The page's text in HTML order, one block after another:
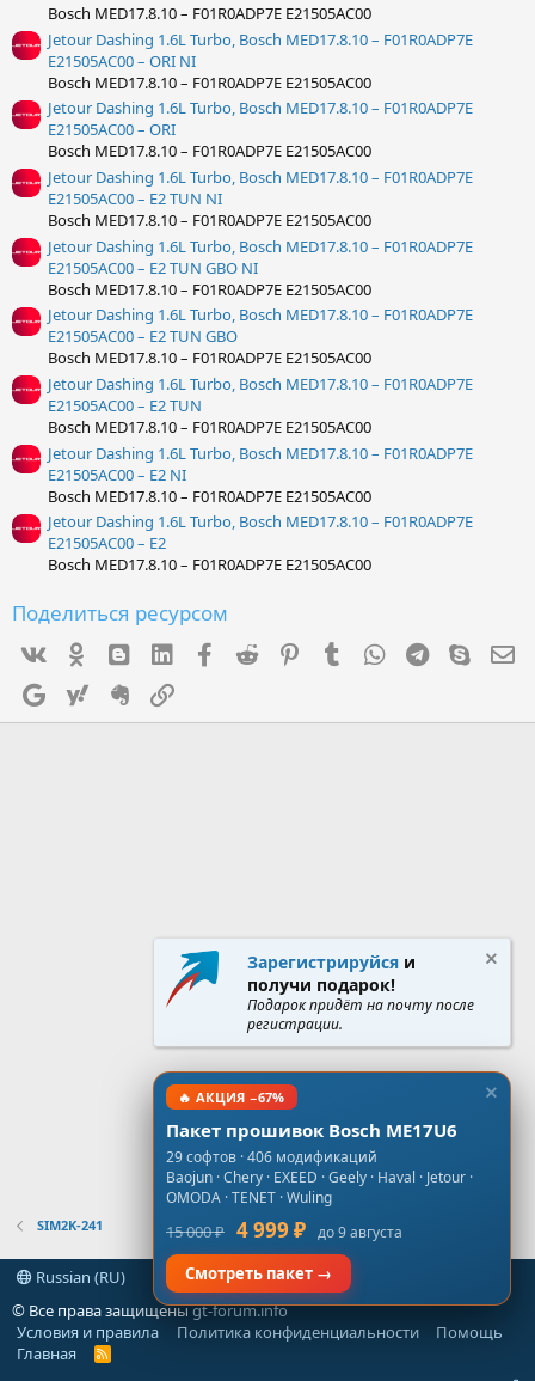
Bosch MED17.8.10 – F01R0ADP7E E21505AC00
Jetour Dashing 1.6L Turbo, Bosch MED17.8.10 – F01R0ADP7E
E21505AC00 – ORI NI
Bosch MED17.8.10 – F01R0ADP7E E21505AC00
Jetour Dashing 1.6L Turbo, Bosch MED17.8.10 – F01R0ADP7E
E21505AC00 – ORI
Bosch MED17.8.10 – F01R0ADP7E E21505AC00
Jetour Dashing 1.6L Turbo, Bosch MED17.8.10 – F01R0ADP7E
E21505AC00 – E2 TUN NI
Bosch MED17.8.10 – F01R0ADP7E E21505AC00
Jetour Dashing 1.6L Turbo, Bosch MED17.8.10 – F01R0ADP7E
E21505AC00 – E2 TUN GBO NI
Bosch MED17.8.10 – F01R0ADP7E E21505AC00
Jetour Dashing 1.6L Turbo, Bosch MED17.8.10 – F01R0ADP7E
E21505AC00 – E2 TUN GBO
Bosch MED17.8.10 – F01R0ADP7E E21505AC00
Jetour Dashing 1.6L Turbo, Bosch MED17.8.10 – F01R0ADP7E
E21505AC00 – E2 TUN
Bosch MED17.8.10 – F01R0ADP7E E21505AC00
Jetour Dashing 1.6L Turbo, Bosch MED17.8.10 – F01R0ADP7E
E21505AC00 – E2 NI
Bosch MED17.8.10 – F01R0ADP7E E21505AC00
Jetour Dashing 1.6L Turbo, Bosch MED17.8.10 – F01R0ADP7E
E21505AC00 – E2
Bosch MED17.8.10 – F01R0ADP7E E21505AC00
Поделиться ресурсом
Ok mes_blogger
Linked InFacebook
Reddit PinterestTumblr WhatsAppTelegram
Skype
Google Yahoo Evernote
SIM2K-241
Russian (RU)
© Все права защищеныgt-forum.info
Условия и правила
Политика конфиденциальности
Помощь
Главная
R
Зарегистрируйся и
получи подарок!
Подарок придёт на почту после
регистрации.
🔥 АКЦИЯ −67%
Пакет прошивок Bosch ME17U6
29 софтов · 406 модификаций
Baojun · Chery · EXEED · Geely · Haval · Jetour ·
OMODA · TENET · Wuling
15 000 ₽ 4 999 ₽ до 9 августа
Смотреть пакет →